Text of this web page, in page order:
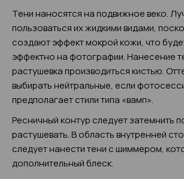
Тени наносятся на подвижное веко.
пользоваться их жидкими видами,
создают эффект мокрой кожи, что
эффектно на фотографии. Нанесение
растушевка производиться кистью.
выбирать нейтральные, если
предполагает стили типа «вамп».
Ресничный контур следует затемнить
растушевать. В область внутренней
следует нанести тени с шиммером,
дополнительный блеск.